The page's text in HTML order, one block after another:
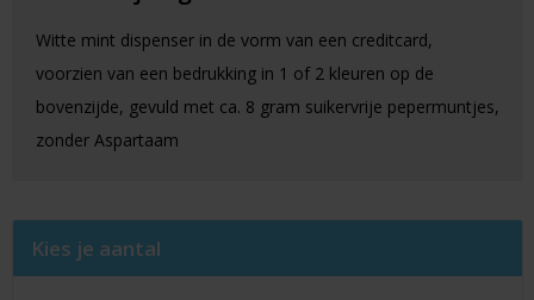
Witte mint dispenser in de vorm van een creditcard,
voorzien van een bedrukking in 1 of 2 kleuren op de
bovenzijde, gevuld met ca. 8 gram suikervrije pepermuntjes,
zonder Aspartaam
Kies je aantal